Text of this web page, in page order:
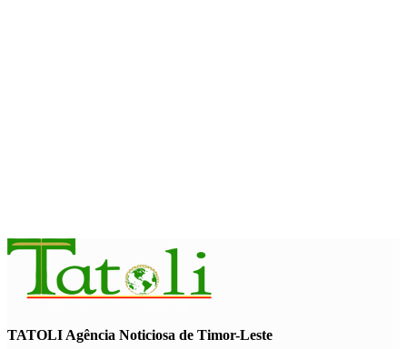
TATOLI Agência Noticiosa de Timor-Leste